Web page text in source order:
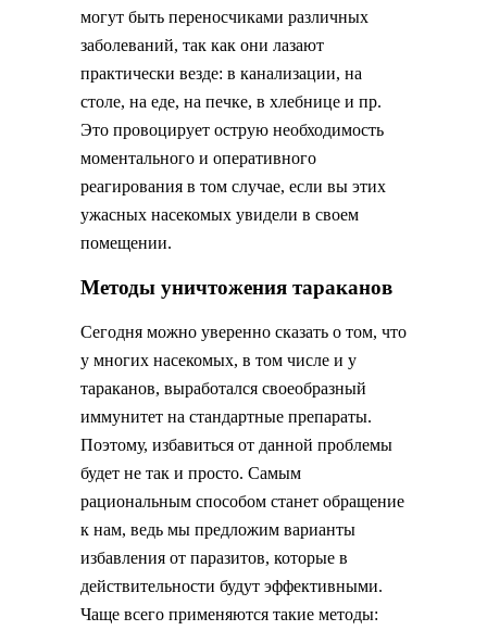
могут быть переносчиками различных
заболеваний, так как они лазают
практически везде: в канализации, на
столе, на еде, на печке, в хлебнице и пр.
Это провоцирует острую необходимость
моментального и оперативного
реагирования в том случае, если вы этих
ужасных насекомых увидели в своем
помещении.
Методы уничтожения тараканов
Сегодня можно уверенно сказать о том, что
у многих насекомых, в том числе и у
тараканов, выработался своеобразный
иммунитет на стандартные препараты.
Поэтому, избавиться от данной проблемы
будет не так и просто. Самым
рациональным способом станет обращение
к нам, ведь мы предложим варианты
избавления от паразитов, которые в
действительности будут эффективными.
Чаще всего применяются такие методы: